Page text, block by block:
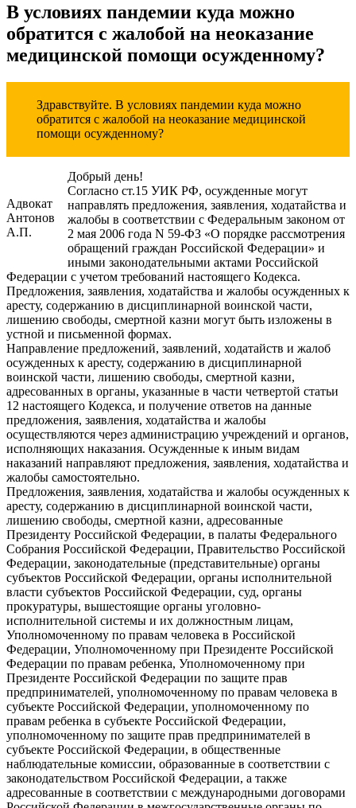
В условиях пандемии куда можно
обратится с жалобой на неоказание
медицинской помощи осужденному?
Здравствуйте. В условиях пандемии куда можно
обратится с жалобой на неоказание медицинской
помощи осужденному?
Адвокат
Антонов
А.П.
Добрый день!
Согласно ст.15 УИК РФ, осужденные могут
направлять предложения, заявления, ходатайства и
жалобы в соответствии с Федеральным законом от
2 мая 2006 года N 59-ФЗ «О порядке рассмотрения
обращений граждан Российской Федерации» и
иными законодательными актами Российской
Федерации с учетом требований настоящего Кодекса.
Предложения, заявления, ходатайства и жалобы осужденных к
аресту, содержанию в дисциплинарной воинской части,
лишению свободы, смертной казни могут быть изложены в
устной и письменной формах.
Направление предложений, заявлений, ходатайств и жалоб
осужденных к аресту, содержанию в дисциплинарной
воинской части, лишению свободы, смертной казни,
адресованных в органы, указанные в части четвертой статьи
12 настоящего Кодекса, и получение ответов на данные
предложения, заявления, ходатайства и жалобы
осуществляются через администрацию учреждений и органов,
исполняющих наказания. Осужденные к иным видам
наказаний направляют предложения, заявления, ходатайства и
жалобы самостоятельно.
Предложения, заявления, ходатайства и жалобы осужденных к
аресту, содержанию в дисциплинарной воинской части,
лишению свободы, смертной казни, адресованные
Президенту Российской Федерации, в палаты Федерального
Собрания Российской Федерации, Правительство Российской
Федерации, законодательные (представительные) органы
субъектов Российской Федерации, органы исполнительной
власти субъектов Российской Федерации, суд, органы
прокуратуры, вышестоящие органы уголовно-
исполнительной системы и их должностным лицам,
Уполномоченному по правам человека в Российской
Федерации, Уполномоченному при Президенте Российской
Федерации по правам ребенка, Уполномоченному при
Президенте Российской Федерации по защите прав
предпринимателей, уполномоченному по правам человека в
субъекте Российской Федерации, уполномоченному по
правам ребенка в субъекте Российской Федерации,
уполномоченному по защите прав предпринимателей в
субъекте Российской Федерации, в общественные
наблюдательные комиссии, образованные в соответствии с
законодательством Российской Федерации, а также
адресованные в соответствии с международными договорами